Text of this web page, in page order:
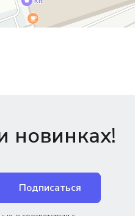
новинках!
Подписаться